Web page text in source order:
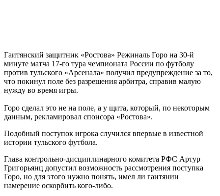
Гаитянский защитник «Ростова» Режиналь Горо на 30-й
минуте матча 17-го тура чемпионата России по футболу
против тульского «Арсенала» получил предупреждение за то,
что покинул поле без разрешения арбитра, справив малую
нужду во время игры.
Горо сделал это не на поле, а у щита, который, по некоторым
данным, рекламировал спонсора «Ростова».
Подобный поступок игрока случился впервые в известной
истории тульского футбола.
Глава контрольно-дисциплинарного комитета РФС Артур
Григорьянц допустил возможность рассмотрения поступка
Горо, но для этого нужно понять, имел ли гаитянин
намерение оскорбить кого-либо.